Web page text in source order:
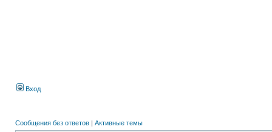
Вход
Сообщения без ответов | Активные темы